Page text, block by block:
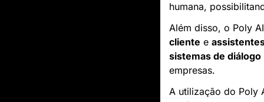
humana,
Além disso, o Poly
cliente e
sistemas de diálogo
empresas.
A utilização do Poly